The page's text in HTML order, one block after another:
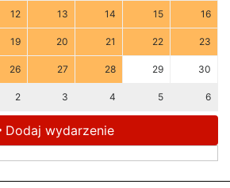
12 13 14 15 16
19 20 21 22 23
26 27 28 29 30
2 3 4 5 6
Dodaj wydarzenie